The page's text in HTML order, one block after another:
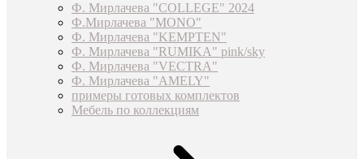
Ф. Мирлачева "COLLEGE" 2024
Ф.Мирлачева "MONO"
Ф. Мирлачева "KEMPTEN"
Ф. Мирлачева "RUMIKA" pink/sky
Ф. Мирлачева "VECTRA"
Ф. Мирлачева "AMELY"
примеры готовых комплектов
Мебель по коллекциям